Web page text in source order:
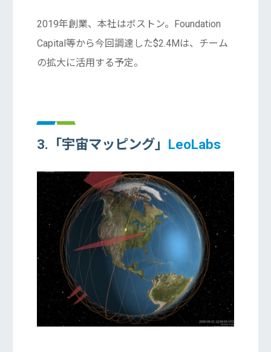
2019年創業、本社はボストン。Foundation
Capital等から今回調達した$2.4Mは、チーム
の拡大に活用する予定。
3.「宇宙マッピング」 LeoLabs